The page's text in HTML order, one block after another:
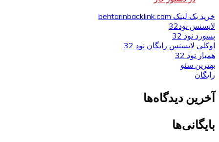
خرید بک لینک behtarinbacklink.com
لایسنس نود32
پسورد نود 32
اوکلی لایسنس رایگان نود 32
همیار نود 32
بهترین سئو
رایگان
آخرین دیدگاه‌ها
بایگانی‌ها